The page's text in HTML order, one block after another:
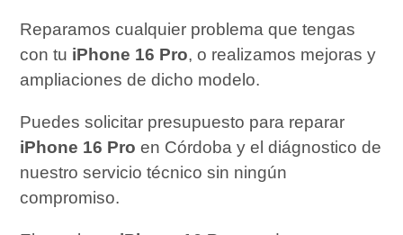
Reparamos cualquier problema que tengas
con tu iPhone 16 Pro, o realizamos mejoras y
ampliaciones de dicho modelo.
Puedes solicitar presupuesto para reparar
iPhone 16 Pro en Córdoba y el diágnostico de
nuestro servicio técnico sin ningún
compromiso.